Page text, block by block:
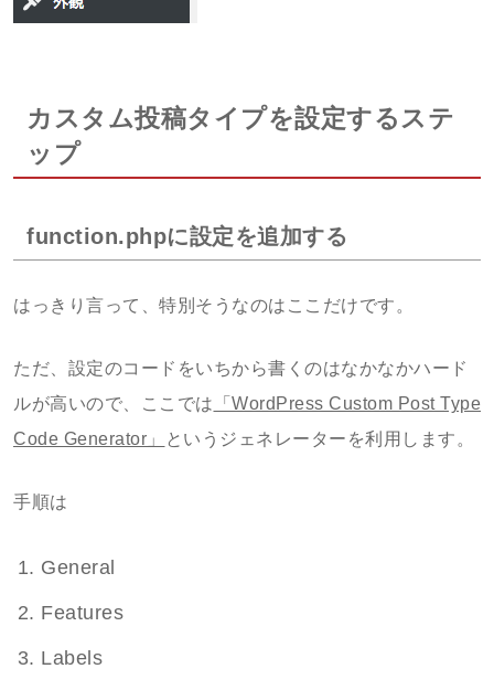
カスタム投稿タイプを設定するステ
ップ
function.phpに設定を追加する
はっきり言って、特別そうなのはここだけです。
ただ、設定のコードをいちから書くのはなかなかハード
ルが高いので、ここでは 「WordPress Custom Post Type
Code Generator」
というジェネレーターを利用します。
手順は
General
Features
Labels